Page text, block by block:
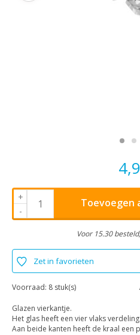
+
-
Toevoegen
Voor 15.30
Zet in favorieten
Voorraad: 8 stuk(s)
Glazen vierkantje.
Het glas heeft een vier vlaks verdeling.
Aan beide kanten heeft de kraal een